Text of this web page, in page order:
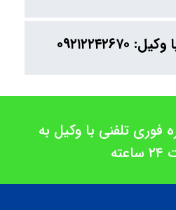
فوری تلفنی با وکیل به